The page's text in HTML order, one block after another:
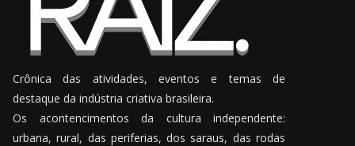
Crônica das atividades, eventos e temas de
destaque da indústria criativa brasileira.
Os acontencimentos da cultura independente:
urbana, rural, das periferias, dos saraus, das rodas